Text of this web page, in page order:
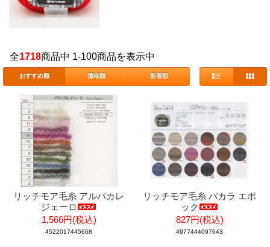
全1718商品中 1-100商品を表示中
おすすめ順 価格順 新着順
リッチモア毛糸 アルパカレ
ジェーロ
1,566円(税込)
4522017445668
リッチモア毛糸 バカラ エポ
ック
827円(税込)
4977444097643